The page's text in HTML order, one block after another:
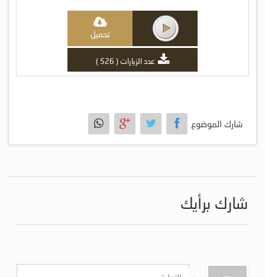
تحميل
عدد الزيارات ( 526 )
شارك الموضوع
شارك برأيك